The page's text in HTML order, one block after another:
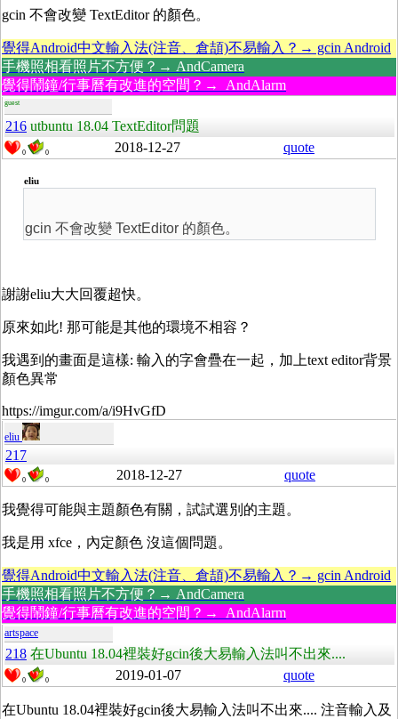
gcin 不會改變 TextEditor 的顏色。
覺得Android中文輸入法(注音、倉頡)不易輸入？→ gcin Android
手機照相看照片不方便？→ AndCamera
覺得鬧鐘/行事曆有改進的空間？→ AndAlarm
guest
216 utbuntu 18.04 TextEditor問題
0 0 2018-12-27 quote
eliu
gcin 不會改變 TextEditor 的顏色。
謝謝eliu大大回覆超快。
原來如此! 那可能是其他的環境不相容？
我遇到的畫面是這樣: 輸入的字會疊在一起，加上text editor背景
顏色異常
https://imgur.com/a/i9HvGfD
eliu
217
0 0 2018-12-27 quote
我覺得可能與主題顏色有關，試試選別的主題。
我是用 xfce，內定顏色 沒這個問題。
覺得Android中文輸入法(注音、倉頡)不易輸入？→ gcin Android
手機照相看照片不方便？→ AndCamera
覺得鬧鐘/行事曆有改進的空間？→ AndAlarm
artspace
218 在Ubuntu 18.04裡裝好gcin後大易輸入法叫不出來....
0 0 2019-01-07 quote
在Ubuntu 18.04裡裝好gcin後大易輸入法叫不出來.... 注音輸入及